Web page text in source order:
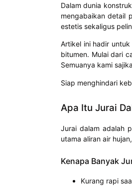
Dalam dunia
mengabaikan detail
estetis sekaligus
Artikel ini hadir
bitumen. Mulai dari
Semuanya kami
Siap menghindari
Apa Itu Jurai
Jurai dalam adalah
utama aliran air
Kenapa Banyak
Kurang rapi